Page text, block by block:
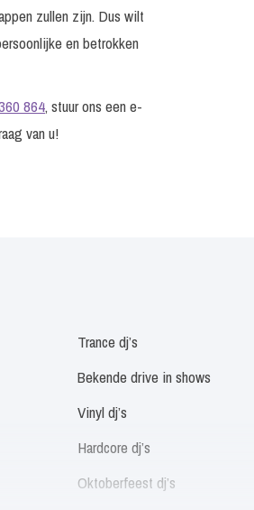
zullen zijn. Dus wilt
en betrokken
864, stuur ons een e-
van u!
Trance dj’s
Bekende drive in shows
Vinyl dj’s
Hardcore dj’s
Oktoberfeest dj’s